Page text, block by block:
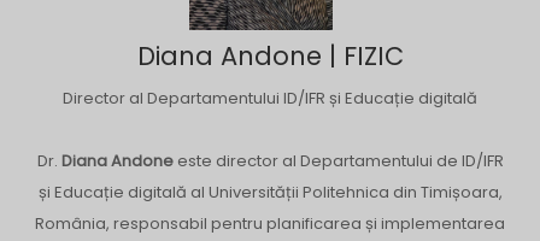
Diana Andone | FIZIC
Director al Departamentului ID/IFR și Educație digitală
Dr. Diana Andoneeste director al Departamentului de ID/IFR
și Educație digitală al Universității Politehnica din Timișoara,
România, responsabil pentru planificarea și implementarea